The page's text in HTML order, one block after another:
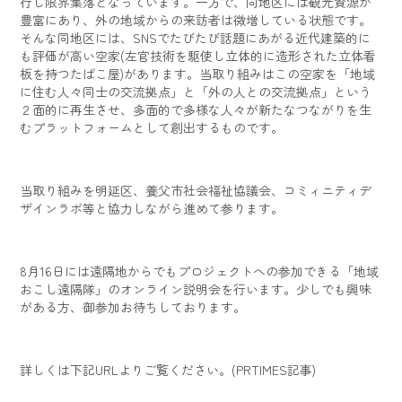
豊富にあり、外の地域からの来訪者は微増している状態です。
そんな同地区には、SNSでたびたび話題にあがる近代建築的に
も評価が高い空家(左官技術を駆使し立体的に造形された立体看
板を持つたばこ屋)があります。当取り組みはこの空家を「地域
に住む人々同士の交流拠点」と「外の人との交流拠点」という
２面的に再生させ、多面的で多様な人々が新たなつながりを生
むプラットフォームとして創出するものです。
当取り組みを明延区、養父市社会福祉協議会、コミィニティデ
ザインラボ等と協力しながら進めて参ります。
8月16日には遠隔地からでもプロジェクトへの参加できる「地域
おこし遠隔隊」のオンライン説明会を行います。少しでも興味
がある方、御参加お待ちしております。
詳しくは下記URLよりご覧ください。(PRTIMES記事)